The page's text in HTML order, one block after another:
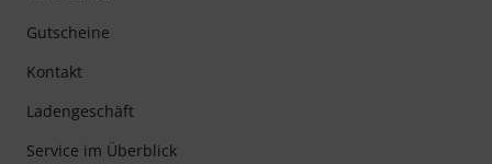
Gutscheine
Kontakt
Ladengeschäft
Service im Überblick